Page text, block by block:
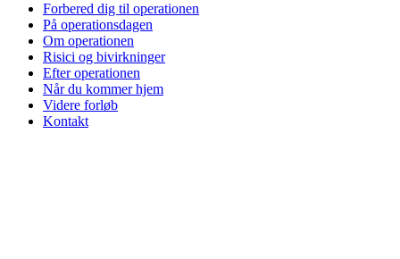
Forbered dig til operationen
På operationsdagen
Om operationen
Risici og bivirkninger
Efter operationen
Når du kommer hjem
Videre forløb
Kontakt